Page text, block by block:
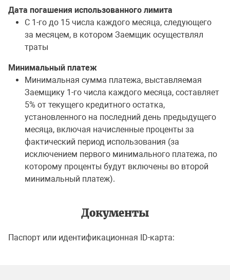
Дата погашения использованного лимита
С 1-го до 15 числа каждого месяца, следующего
за месяцем, в котором Заемщик осуществлял
траты
Минимальный платеж
Минимальная сумма платежа, выставляемая
Заемщику 1-го числа каждого месяца, составляет
5% от текущего кредитного остатка,
установленного на последний день предыдущего
месяца, включая начисленные проценты за
фактический период использования (за
исключением первого минимального платежа, по
которому проценты будут включены во второй
минимальный платеж).
Документы
Паспорт или идентификационная ID-карта: